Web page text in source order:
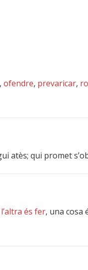
, ofendre, prevaricar,
atès; qui promet
és fer, una cosa